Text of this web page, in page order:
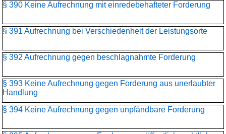
§ 390 Keine Aufrechnung mit einredebehafteter Forderung
§ 391 Aufrechnung bei Verschiedenheit der Leistungsorte
§ 392 Aufrechnung gegen beschlagnahmte Forderung
§ 393 Keine Aufrechnung gegen Forderung aus unerlaubter
Handlung
§ 394 Keine Aufrechnung gegen unpfändbare Forderung